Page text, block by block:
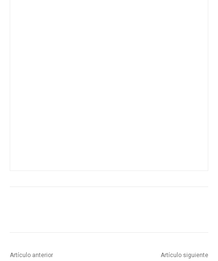
Artículo anterior Artículo siguiente